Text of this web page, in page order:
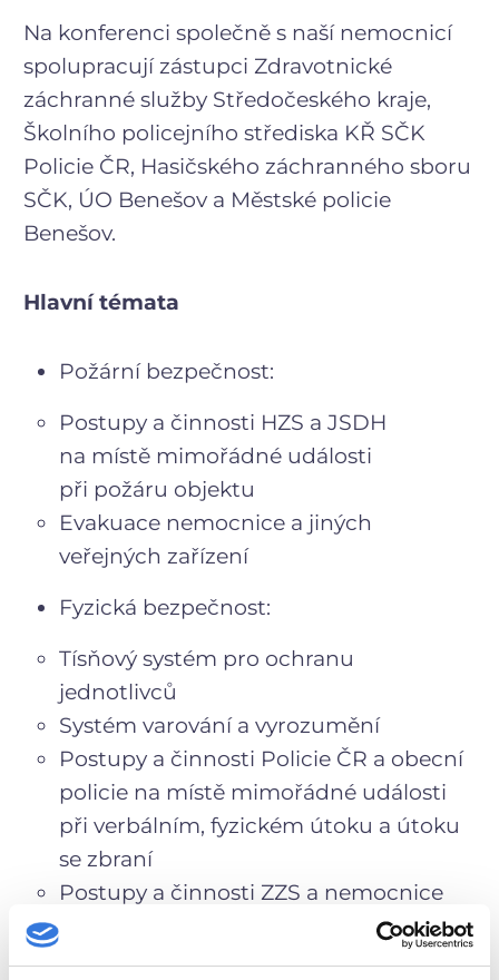
Na konferenci společně s naší nemocnicí
spolupracují zástupci Zdravotnické
záchranné služby Středočeského kraje,
Školního policejního střediska KŘ SČK
Policie ČR, Hasičského záchranného sboru
SČK, ÚO Benešov a Městské policie
Benešov.
Hlavní témata
Požární bezpečnost:
Postupy a činnosti HZS a JSDH
na místě mimořádné události
při požáru objektu
Evakuace nemocnice a jiných
veřejných zařízení
Fyzická bezpečnost:
Tísňový systém pro ochranu
jednotlivců
Systém varování a vyrozumění
Postupy a činnosti Policie ČR a obecní
policie na místě mimořádné události
při verbálním, fyzickém útoku a útoku
se zbraní
Postupy a činnosti ZZS a nemocnice
po mimořádné události útoku
Poskytnutí krizové intervence